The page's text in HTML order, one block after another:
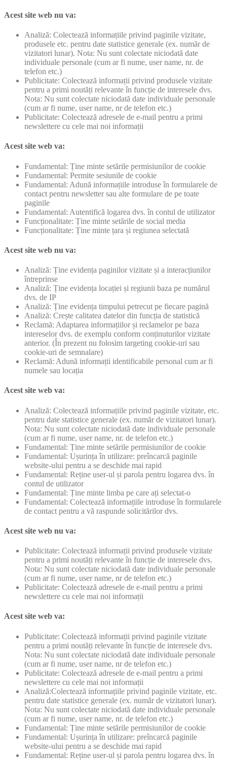
Acest site web nu va:
Analiză: Colectează informațiile privind paginile vizitate,
produsele etc. pentru date statistice generale (ex. număr de
vizitatori lunar). Nota: Nu sunt colectate niciodată date
individuale personale (cum ar fi nume, user name, nr. de
telefon etc.)
Publicitate: Colectează informații privind produsele vizitate
pentru a primi noutăți relevante în funcție de interesele dvs.
Nota: Nu sunt colectate niciodată date individuale personale
(cum ar fi nume, user name, nr de telefon etc.)
Publicitate: Colectează adresele de e-mail pentru a primi
newslettere cu cele mai noi informații
Acest site web va:
Fundamental: Ține minte setările permisiunilor de cookie
Fundamental: Permite sesiunile de cookie
Fundamental: Adună informațiile introduse în formularele de
contact pentru newsletter sau alte formulare de pe toate
paginile
Fundamental: Autentifică logarea dvs. în contul de utilizator
Funcționalitate: Ține minte setările de social media
Funcționalitate: Ține minte țara și regiunea selectată
Acest site web nu va:
Analiză: Ține evidența paginilor vizitate și a interacțiunilor
întreprinse
Analiză: Ține evidența locației și regiunii baza pe numărul
dvs. de IP
Analiză: Ține evidența timpului petrecut pe fiecare pagină
Analiză: Crește calitatea datelor din funcția de statistică
Reclamă: Adaptarea informațiilor și reclamelor pe baza
intereselor dvs. de exemplu conform conținuturilor vizitate
anterior. (În prezent nu folosim targeting cookie-uri sau
cookie-uri de semnalare)
Reclamă: Adună informații identificabile personal cum ar fi
numele sau locația
Acest site web va:
Analiză: Colectează informațiile privind paginile vizitate, etc.
pentru date statistice generale (ex. număr de vizitatori lunar).
Nota: Nu sunt colectate niciodată date individuale personale
(cum ar fi nume, user name, nr. de telefon etc.)
Fundamental: Ține minte setările permisiunilor de cookie
Fundamental: Ușurința în utilizare: preîncarcă paginile
website-ului pentru a se deschide mai rapid
Fundamental: Reține user-ul și parola pentru logarea dvs. în
contul de utilizator
Fundamental: Ține minte limba pe care ați selectat-o
Fundamental: Colectează informațiile introduse în formularele
de contact pentru a vă raspunde solicitărilor dvs.
Acest site web nu va:
Publicitate: Colectează informații privind produsele vizitate
pentru a primi noutăți relevante în funcție de interesele dvs.
Nota: Nu sunt colectate niciodată date individuale personale
(cum ar fi nume, user name, nr de telefon etc.)
Publicitate: Colectează adresele de e-mail pentru a primi
newslettere cu cele mai noi informații
Acest site web va:
Publicitate: Colectează informații privind paginile vizitate
pentru a primi noutăți relevante în funcție de interesele dvs.
Nota: Nu sunt colectate niciodată date individuale personale
(cum ar fi nume, user name, nr de telefon etc.)
Publicitate: Colectează adresele de e-mail pentru a primi
newslettere cu cele mai noi informații
Analiză:Colectează informațiile privind paginile vizitate, etc.
pentru date statistice generale (ex. număr de vizitatori lunar).
Nota: Nu sunt colectate niciodată date individuale personale
(cum ar fi nume, user name, nr. de telefon etc.)
Fundamental: Ține minte setările permisiunilor de cookie
Fundamental: Ușurința în utilizare: preîncarcă paginile
website-ului pentru a se deschide mai rapid
Fundamental: Reține user-ul și parola pentru logarea dvs. în